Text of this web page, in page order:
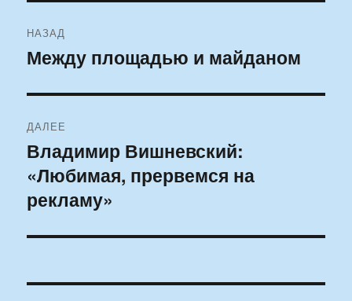
по
НАЗАД
Предыдущая
Между площадью и майданом
ДАЛЕЕ
Следующая
запись:
Владимир Вишневский:
«Любимая, прервемся на
рекламу»